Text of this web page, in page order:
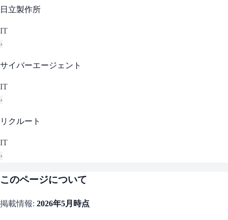
日立製作所
IT
›
サイバーエージェント
IT
›
リクルート
IT
›
このページについて
掲載情報: 2026年5月 時点